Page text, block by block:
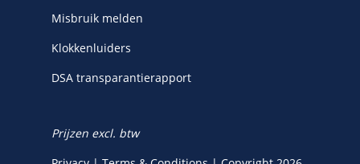
Misbruik melden
Klokkenluiders
DSA transparantierapport
Prijzen excl. btw